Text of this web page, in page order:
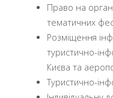
Право на
тематичних
Розміщення
туристично-
Києва та
Туристично-